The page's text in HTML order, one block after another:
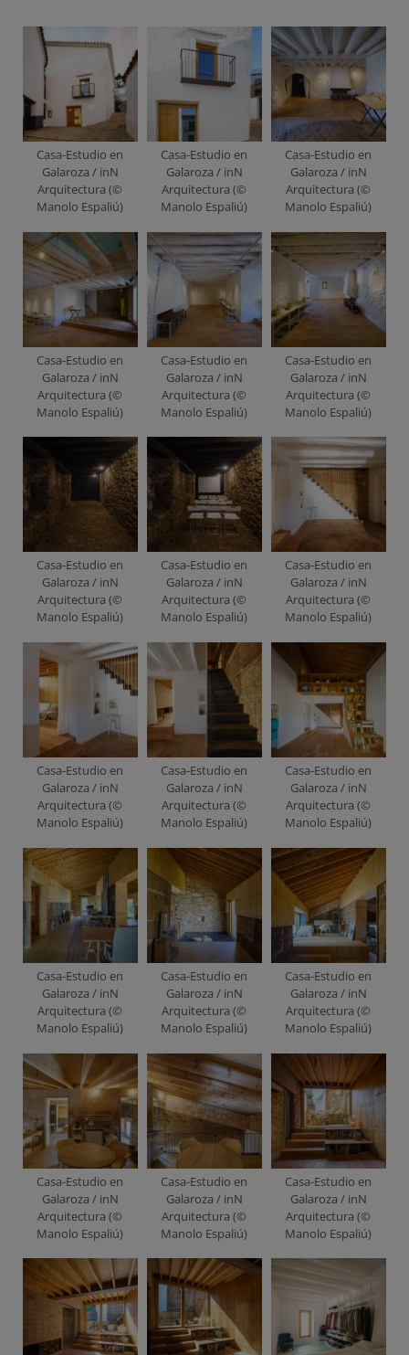
Casa-Estudio en
Galaroza / inN
Arquitectura (©
Manolo Espaliú)
Casa-Estudio en
Galaroza / inN
Arquitectura (©
Manolo Espaliú)
Casa-Estudio en
Galaroza / inN
Arquitectura (©
Manolo Espaliú)
Casa-Estudio en
Galaroza / inN
Arquitectura (©
Manolo Espaliú)
Casa-Estudio en
Galaroza / inN
Arquitectura (©
Manolo Espaliú)
Casa-Estudio en
Galaroza / inN
Arquitectura (©
Manolo Espaliú)
Casa-Estudio en
Galaroza / inN
Arquitectura (©
Manolo Espaliú)
Casa-Estudio en
Galaroza / inN
Arquitectura (©
Manolo Espaliú)
Casa-Estudio en
Galaroza / inN
Arquitectura (©
Manolo Espaliú)
Casa-Estudio en
Galaroza / inN
Arquitectura (©
Manolo Espaliú)
Casa-Estudio en
Galaroza / inN
Arquitectura (©
Manolo Espaliú)
Casa-Estudio en
Galaroza / inN
Arquitectura (©
Manolo Espaliú)
Casa-Estudio en
Galaroza / inN
Arquitectura (©
Manolo Espaliú)
Casa-Estudio en
Galaroza / inN
Arquitectura (©
Manolo Espaliú)
Casa-Estudio en
Galaroza / inN
Arquitectura (©
Manolo Espaliú)
Casa-Estudio en
Galaroza / inN
Arquitectura (©
Manolo Espaliú)
Casa-Estudio en
Galaroza / inN
Arquitectura (©
Manolo Espaliú)
Casa-Estudio en
Galaroza / inN
Arquitectura (©
Manolo Espaliú)